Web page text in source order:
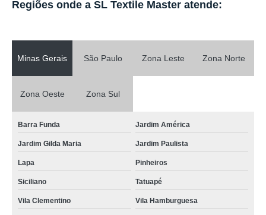
Regiões onde a SL Textile Master atende:
Minas Gerais São Paulo Zona Leste Zona Norte
Zona Oeste Zona Sul
Barra Funda Jardim América
Jardim Gilda Maria Jardim Paulista
Lapa Pinheiros
Siciliano Tatuapé
Vila Clementino Vila Hamburguesa